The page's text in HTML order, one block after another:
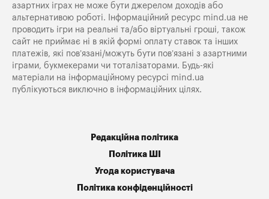
азартних іграх не може бути джерелом доходів або
альтернативою роботі. Інформаційний ресурс mind.ua не
проводить ігри на реальні та/або віртуальні гроші, також
сайт не приймає ні в якій формі оплату ставок та інших
платежів, які пов’язані/можуть бути пов’язані з азартними
іграми, букмекерами чи тоталізаторами. Будь-які
матеріали на інформаційному ресурсі mind.ua
публікуються виключно в інформаційних цілях.
Редакційна політика
Політика ШІ
Угода користувача
Політика конфіденційності